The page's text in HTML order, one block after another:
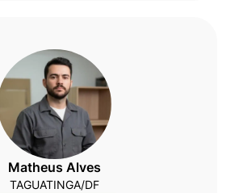
Matheus Alves
TAGUATINGA/DF